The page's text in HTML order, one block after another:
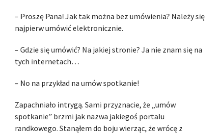
– Proszę Pana! Jak tak można bez umówienia? Należy się
najpierw umówić elektronicznie.
– Gdzie się umówić? Na jakiej stronie? Ja nie znam się na
tych internetach…
– No na przykład na umów spotkanie!
Zapachniało intrygą. Sami przyznacie, że „umów
spotkanie” brzmi jak nazwa jakiegoś portalu
randkowego. Stanąłem do boju wierząc, że wrócę z